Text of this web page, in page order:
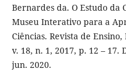
Bernardes da. O Estudo da
Museu Interativo para a
Ciências. Revista de
v. 18, n. 1, 2017, p. 12 – 17.
jun. 2020.